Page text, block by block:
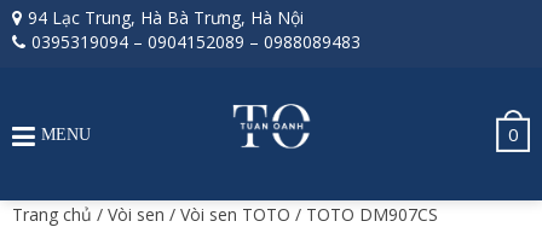
94 Lạc Trung, Hà Bà Trưng, Hà Nội
0395319094 – 0904152089 – 0988089483
0
MENU
Trang chủ / Vòi sen / Vòi sen TOTO / TOTO DM907CS